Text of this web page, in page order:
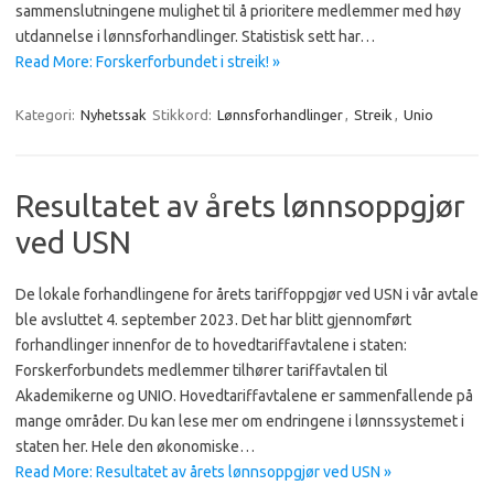
sammenslutningene mulighet til å prioritere medlemmer med høy
utdannelse i lønnsforhandlinger. Statistisk sett har…
Read More: Forskerforbundet i streik! »
Kategori: Nyhetssak Stikkord: Lønnsforhandlinger, Streik , Unio
Resultatet av årets lønnsoppgjør
ved USN
De lokale forhandlingene for årets tariffoppgjør ved USN i vår avtale
ble avsluttet 4. september 2023. Det har blitt gjennomført
forhandlinger innenfor de to hovedtariffavtalene i staten:
Forskerforbundets medlemmer tilhører tariffavtalen til
Akademikerne og UNIO. Hovedtariffavtalene er sammenfallende på
mange områder. Du kan lese mer om endringene i lønnssystemet i
staten her. Hele den økonomiske…
Read More: Resultatet av årets lønnsoppgjør ved USN »